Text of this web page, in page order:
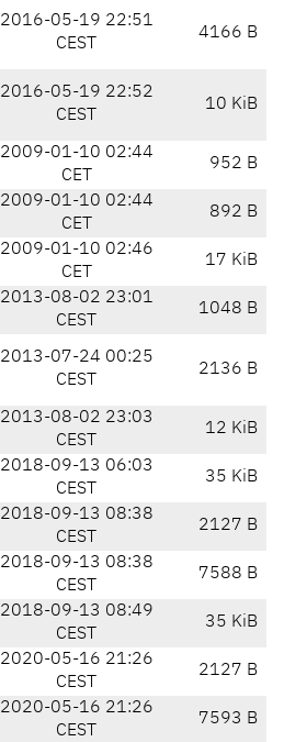
2016-05-19 22:51
CEST
4166 B
2016-05-19 22:52
CEST
10 KiB
2009-01-10 02:44
CET
952 B
2009-01-10 02:44
CET
892 B
2009-01-10 02:46
CET
17 KiB
2013-08-02 23:01
CEST
1048 B
2013-07-24 00:25
CEST
2136 B
2013-08-02 23:03
CEST
12 KiB
2018-09-13 06:03
CEST
35 KiB
2018-09-13 08:38
CEST
2127 B
2018-09-13 08:38
CEST
7588 B
2018-09-13 08:49
CEST
35 KiB
2020-05-16 21:26
CEST
2127 B
2020-05-16 21:26
CEST
7593 B